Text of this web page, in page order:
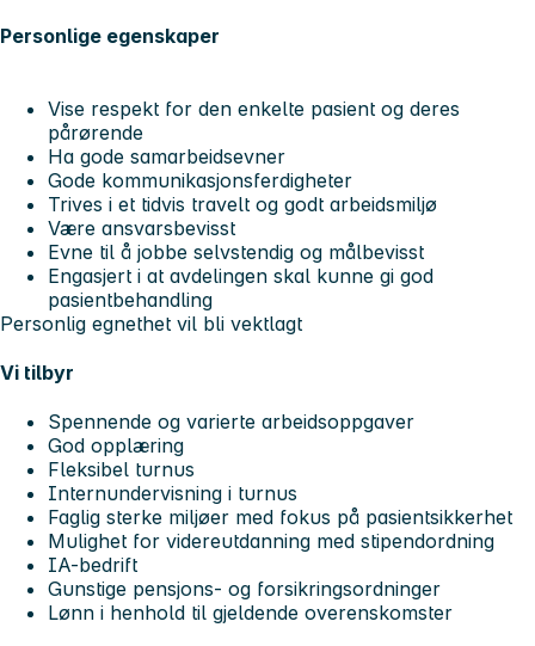
Personlige egenskaper
Vise respekt for den enkelte pasient og deres
pårørende
Ha gode samarbeidsevner
Gode kommunikasjonsferdigheter
Trives i et tidvis travelt og godt arbeidsmiljø
Være ansvarsbevisst
Evne til å jobbe selvstendig og målbevisst
Engasjert i at avdelingen skal kunne gi god
pasientbehandling
Personlig egnethet vil bli vektlagt
Vi tilbyr
Spennende og varierte arbeidsoppgaver
God opplæring
Fleksibel turnus
Internundervisning i turnus
Faglig sterke miljøer med fokus på pasientsikkerhet
Mulighet for videreutdanning med stipendordning
IA-bedrift
Gunstige pensjons- og forsikringsordninger
Lønn i henhold til gjeldende overenskomster